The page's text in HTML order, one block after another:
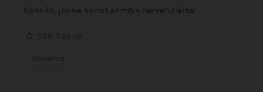
Kahvila, jonne koirat erittäin tervetulleita!